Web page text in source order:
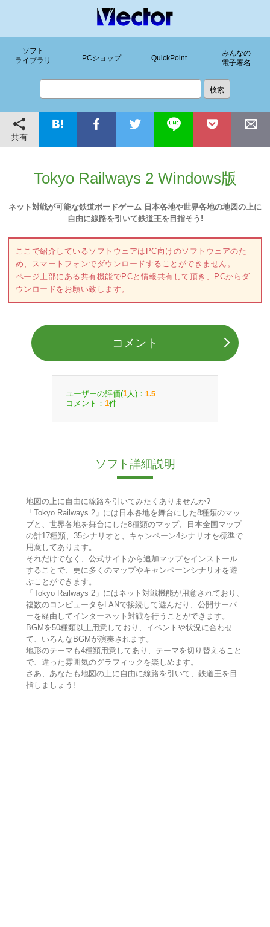
ソフト
ライブラリ
PCショップ QuickPoint
みんなの
電子署名
共有
Tokyo Railways 2 Windows版
ネット対戦が可能な鉄道ボードゲーム 日本各地や世界各地の地図の上に
自由に線路を引いて鉄道王を目指そう!
ここで紹介しているソフトウェアはPC向けのソフトウェアのた
め、スマートフォンでダウンロードすることができません。
ページ上部にある共有機能でPCと情報共有して頂き、PCからダ
ウンロードをお願い致します。
コメント
ユーザーの評価(1 人)： 1.5
コメント： 1件
ソフト詳細説明
地図の上に自由に線路を引いてみたくありませんか?
「Tokyo Railways 2」には日本各地を舞台にした8種類のマッ
プと、世界各地を舞台にした8種類のマップ、日本全国マップ
の計17種類、35シナリオと、キャンペーン4シナリオを標準で
用意してあります。
それだけでなく、公式サイトから追加マップをインストール
することで、更に多くのマップやキャンペーンシナリオを遊
ぶことができます。
「Tokyo Railways 2」にはネット対戦機能が用意されており、
複数のコンピュータをLANで接続して遊んだり、公開サーバ
ーを経由してインターネット対戦を行うことができます。
BGMを50種類以上用意しており、イベントや状況に合わせ
て、いろんなBGMが演奏されます。
地形のテーマも4種類用意してあり、テーマを切り替えること
で、違った雰囲気のグラフィックを楽しめます。
さあ、あなたも地図の上に自由に線路を引いて、鉄道王を目
指しましょう!